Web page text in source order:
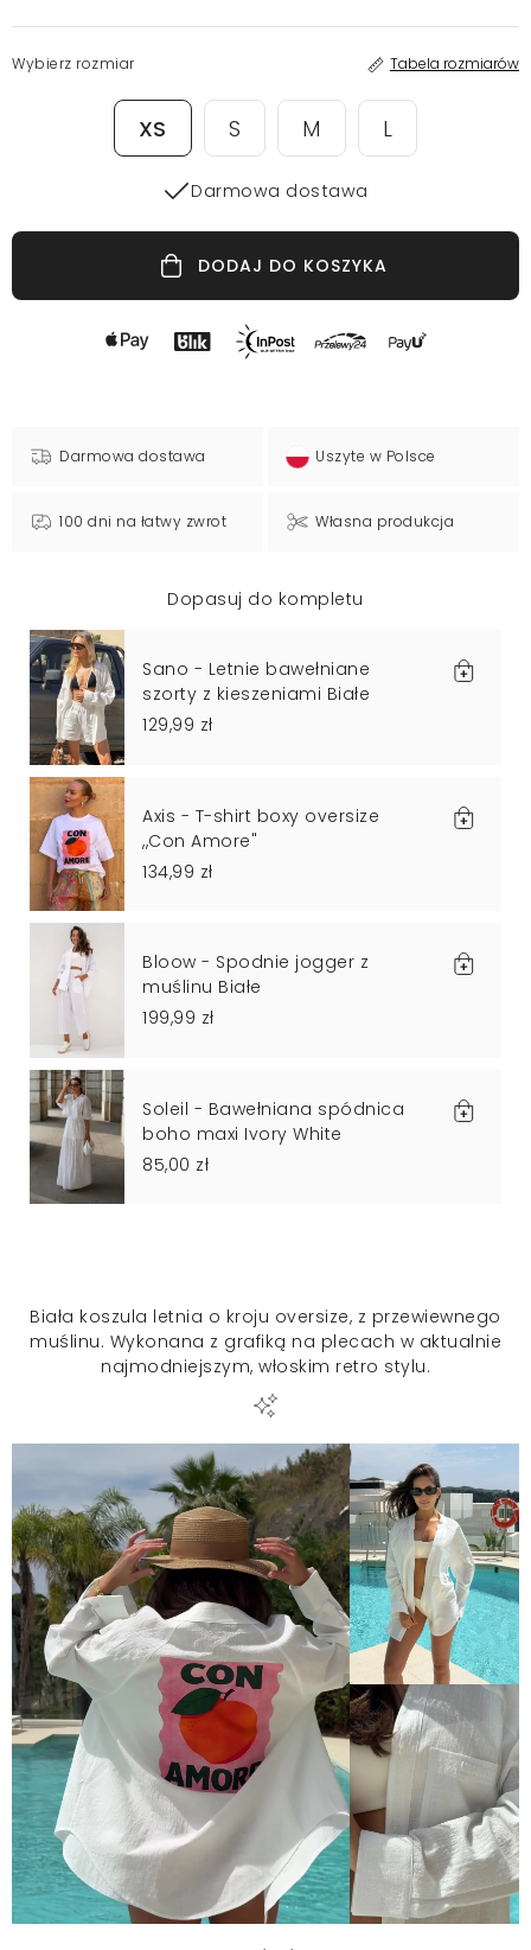
Wybierz rozmiar Tabela rozmiarów
XS S M L
Darmowa dostawa
DODAJ DO KOSZYKA
Darmowa dostawa Uszyte w Polsce
100 dni na łatwy zwrot Własna produkcja
Dopasuj do kompletu
Sano - Letnie bawełniane
szorty z kieszeniami Białe
129,99 zł
Axis - T-shirt boxy oversize
,,Con Amore"
134,99 zł
Bloow - Spodnie jogger z
muślinu Białe
199,99 zł
Soleil - Bawełniana spódnica
boho maxi Ivory White
85,00 zł
Biała koszula letnia o kroju oversize, z przewiewnego
muślinu. Wykonana z grafiką na plecach w aktualnie
najmodniejszym, włoskim retro stylu.